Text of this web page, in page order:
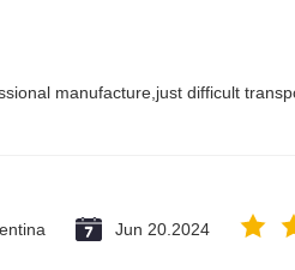
manufacture,just difficult
Jun 20.2024